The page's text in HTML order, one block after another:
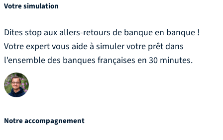
Votre simulation
Dites stop aux allers-retours de banque en banque !
Votre expert vous aide à simuler votre prêt dans
l'ensemble des banques françaises en 30 minutes.
Notre accompagnement